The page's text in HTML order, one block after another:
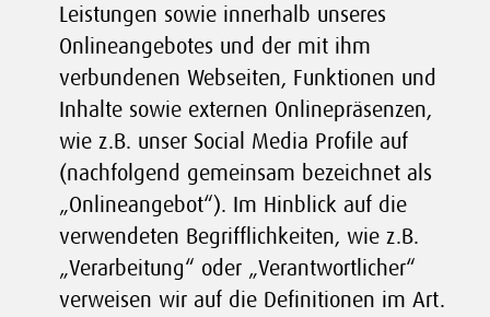
Leistungen sowie innerhalb unseres
Onlineangebotes und der mit ihm
verbundenen Webseiten, Funktionen und
Inhalte sowie externen Onlinepräsenzen,
wie z.B. unser Social Media Profile auf
(nachfolgend gemeinsam bezeichnet als
„Onlineangebot“). Im Hinblick auf die
verwendeten Begrifflichkeiten, wie z.B.
„Verarbeitung“ oder „Verantwortlicher“
verweisen wir auf die Definitionen im Art.